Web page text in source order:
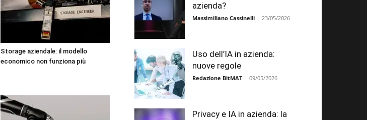
Storage aziendale: il modello
economico non funziona più
azienda?
Massimiliano Cassinelli - 23/05/2026
Uso dell’IA in azienda:
nuove regole
Redazione BitMAT - 09/05/2026
Privacy e IA in azienda: la